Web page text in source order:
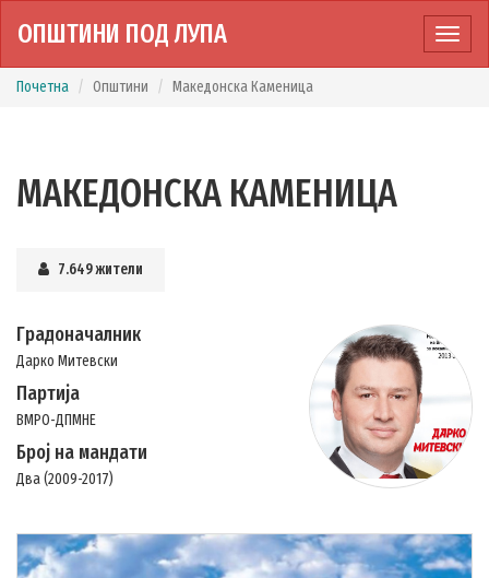
мени
ОПШТИНИ ПОД ЛУПА
Почетна Општини Македонска Каменица
МАКЕДОНСКА КАМЕНИЦА
7.649 жители
Градоначалник
Дарко Митевски
Партија
ВМРО-ДПМНЕ
Број на мандати
Два (2009-2017)